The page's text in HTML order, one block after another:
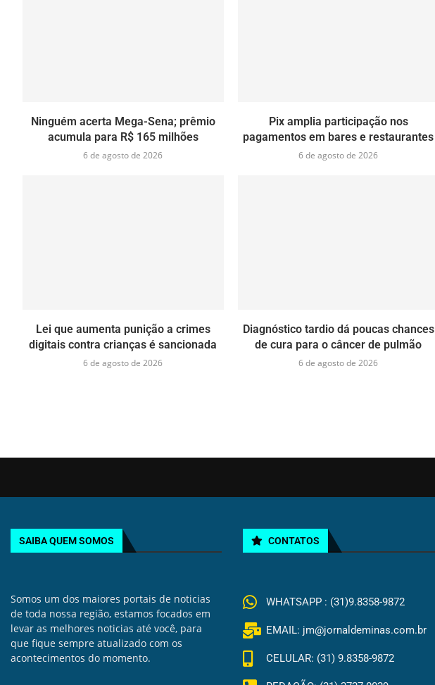
Ninguém acerta Mega-Sena; prêmio
acumula para R$ 165 milhões
6 de agosto de 2026
Pix amplia participação nos
pagamentos em bares e restaurantes
6 de agosto de 2026
Lei que aumenta punição a crimes
digitais contra crianças é sancionada
6 de agosto de 2026
Diagnóstico tardio dá poucas chances
de cura para o câncer de pulmão
6 de agosto de 2026
SAIBA QUEM SOMOS
Somos um dos maiores portais de noticias
de toda nossa região, estamos focados em
levar as melhores noticias até você, para
que fique sempre atualizado com os
acontecimentos do momento.
CONTATOS
WHATSAPP : (31)9.8358-9872
EMAIL: jm@jornaldeminas.com.br
CELULAR: (31) 9.8358-9872